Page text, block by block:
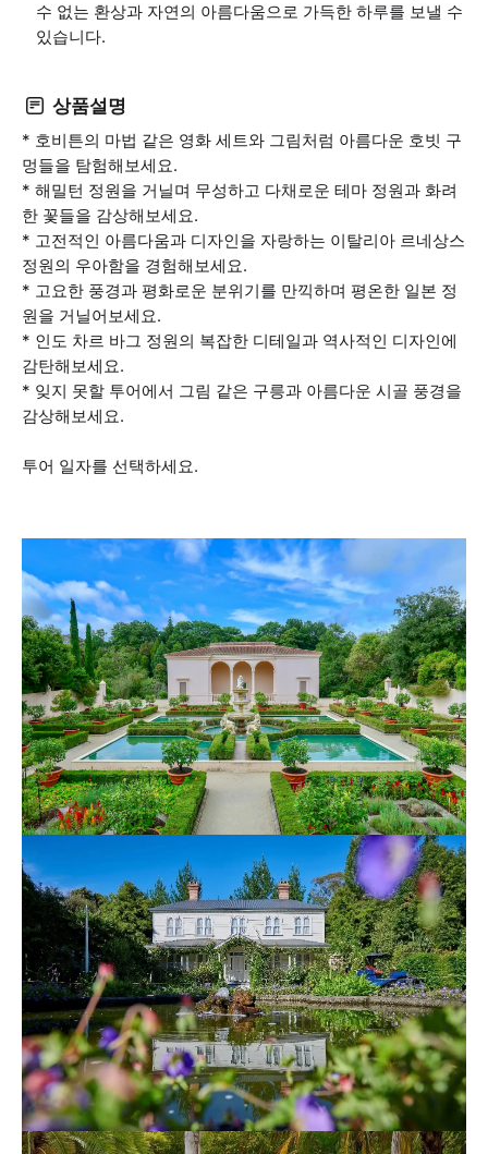
수 없는 환상과 자연의 아름다움으로 가득한 하루를 보낼 수
있습니다.
상품설명
* 호비튼의 마법 같은 영화 세트와 그림처럼 아름다운 호빗 구
멍들을 탐험해보세요.
* 해밀턴 정원을 거닐며 무성하고 다채로운 테마 정원과 화려
한 꽃들을 감상해보세요.
* 고전적인 아름다움과 디자인을 자랑하는 이탈리아 르네상스
정원의 우아함을 경험해보세요.
* 고요한 풍경과 평화로운 분위기를 만끽하며 평온한 일본 정
원을 거닐어보세요.
* 인도 차르 바그 정원의 복잡한 디테일과 역사적인 디자인에
감탄해보세요.
* 잊지 못할 투어에서 그림 같은 구릉과 아름다운 시골 풍경을
감상해보세요.
투어 일자를 선택하세요.